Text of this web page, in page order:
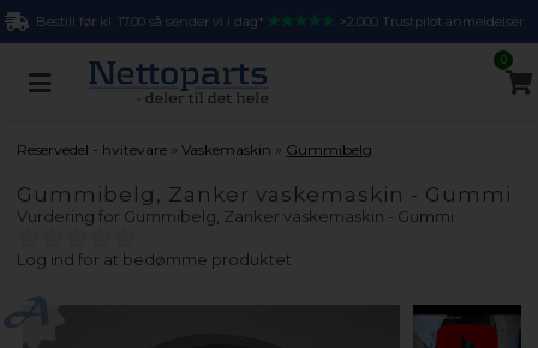
Bestill før kl. 17.00 så sender vi i dag* >2.000 Trustpilot anmeldelser
0
Reservedel - hvitevare »Vaskemaskin » Gummibelg
Gummibelg, Zanker vaskemaskin - Gummi
Vurdering for Gummibelg, Zanker vaskemaskin - Gummi
Log ind for at bedømme produktet